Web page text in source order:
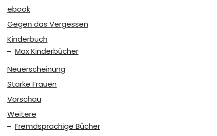
ebook
Gegen das Vergessen
Kinderbuch
Max Kinderbücher
Neuerscheinung
Starke Frauen
Vorschau
Weitere
Fremdsprachige Bücher